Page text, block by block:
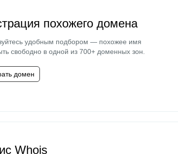
похожего домена
удобным подбором — похожее имя
свободно в одной из 700+ доменных зон.
домен
Whois